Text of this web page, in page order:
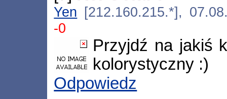
Yen [212.160.215.*],
-0
Przyjdź na jakiś
kolorystyczny :)
Odpowiedz